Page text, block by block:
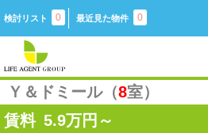
検討リスト 0 最近見た物件 0
Ｙ＆ドミール（8室）
賃料 5.9万円～